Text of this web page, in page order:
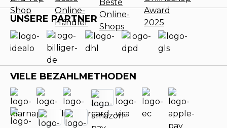
UNSERE PARTNER
VIELE BEZAHLMETHODEN